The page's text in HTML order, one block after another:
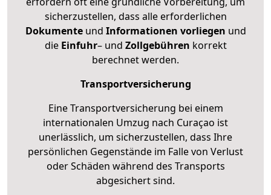
sicherzustellen, dass alle erforderlichen
Dokumenteund Informationen vorliegen und
die Einfuhr– und Zollgebühren korrekt
berechnet werden.
Transportversicherung
Eine Transportversicherung bei einem
internationalen Umzug nach Curaçao ist
unerlässlich, um sicherzustellen, dass Ihre
persönlichen Gegenstände im Falle von Verlust
oder Schäden während des Transports
abgesichert sind.